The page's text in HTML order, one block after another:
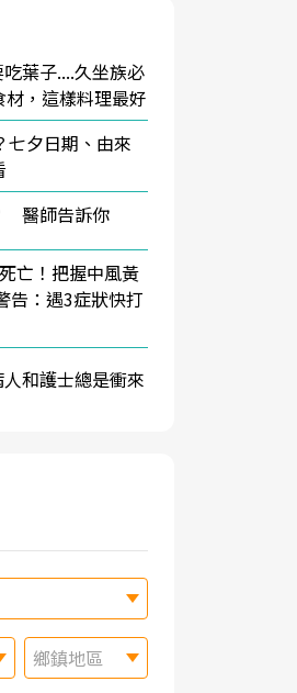
葉子....久坐族必
，這樣料理最好
七夕日期、由來
醫師告訴你
亡！把握中風黃
告：遇3症狀快打
和護士總是衝來
鄉鎮地區